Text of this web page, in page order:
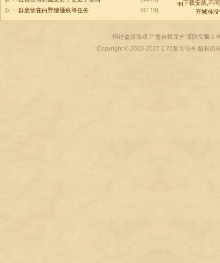
[07-19]
一群废物在白野猪砸痕等任务
qq下载安装,不
齐城准
拒绝盗版游戏 注意自我保护 谨防受骗上
Copyright © 2023-2027 1.76复古传奇版权所